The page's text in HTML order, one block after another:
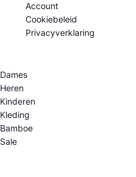
Account
Cookiebeleid
Privacyverklaring
Dames
Heren
Kinderen
Kleding
Bamboe
Sale